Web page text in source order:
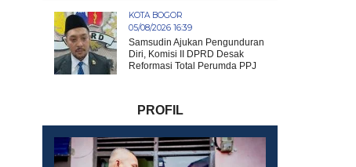
KOTA BOGOR
05/08/2026 16:39
Samsudin Ajukan Pengunduran
Diri, Komisi II DPRD Desak
Reformasi Total Perumda PPJ
PROFIL